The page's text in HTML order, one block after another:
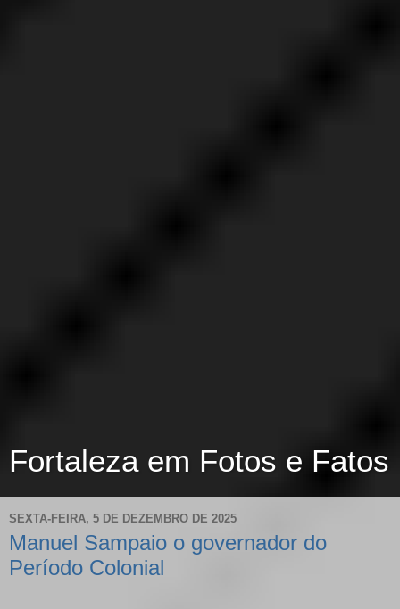
Fortaleza em Fotos e Fatos
SEXTA-FEIRA, 5 DE DEZEMBRO DE 2025
Manuel Sampaio o governador do
Período Colonial